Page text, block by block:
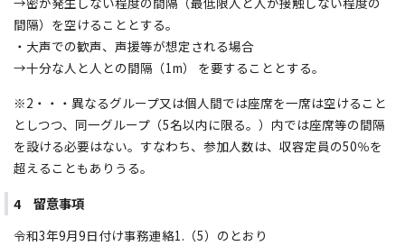
間隔）を空けることとする。
・大声での歓声、声援等が想定される場合
→十分な人と人との間隔（1m） を要することとする。
※2・・・異なるグループ又は個人間では座席を一席は空けること
としつつ、同一グループ（5名以内に限る。）内では座席等の間隔
を設ける必要はない。すなわち、参加人数は、収容定員の50％を
超えることもありうる。
4 留意事項
令和3年9月9日付け事務連絡1.（5）のとおり